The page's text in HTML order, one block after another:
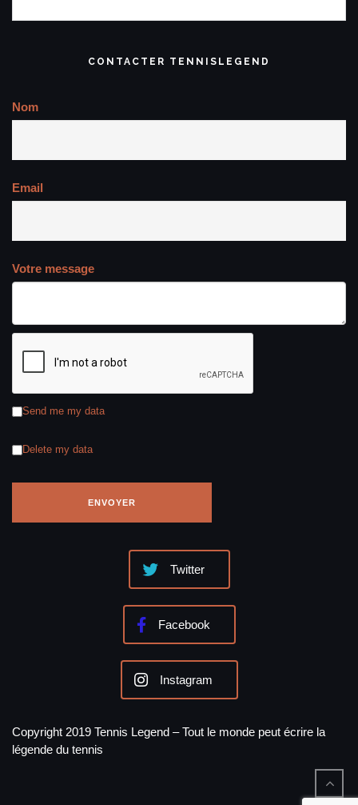
CONTACTER TENNISLEGEND
Nom
Email
Votre message
Send me my data
Delete my data
Twitter
Facebook
Instagram
Copyright 2019 Tennis Legend – Tout le monde peut écrire la
légende du tennis